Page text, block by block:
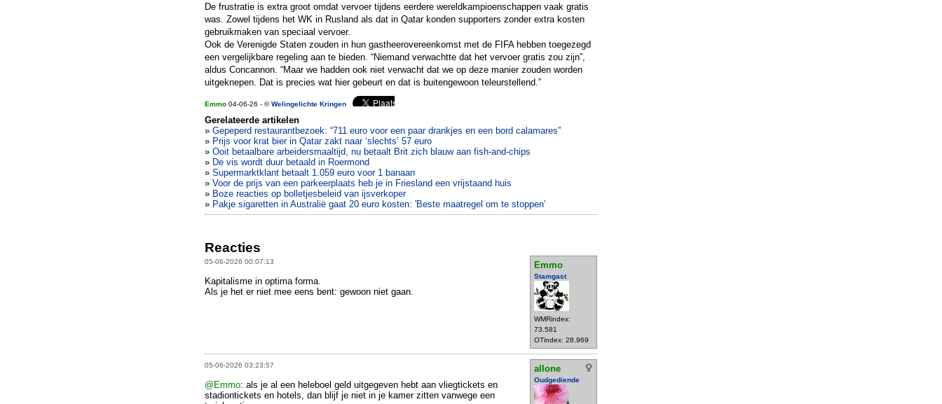
De frustratie is extra groot omdat vervoer tijdens eerdere wereldkampioenschappen vaak gratis
was. Zowel tijdens het WK in Rusland als dat in Qatar konden supporters zonder extra kosten
gebruikmaken van speciaal vervoer.
Ook de Verenigde Staten zouden in hun gastheerovereenkomst met de FIFA hebben toegezegd
een vergelijkbare regeling aan te bieden. “Niemand verwachtte dat het vervoer gratis zou zijn”,
aldus Concannon. “Maar we hadden ook niet verwacht dat we op deze manier zouden worden
uitgeknepen. Dat is precies wat hier gebeurt en dat is buitengewoon teleurstellend.”
Emmo 04-06-26 - ©Welingelichte Kringen
Gerelateerde artikelen
» Gepeperd restaurantbezoek: “711 euro voor een paar drankjes en een bord calamares”
» Prijs voor krat bier in Qatar zakt naar ‘slechts’ 57 euro
» Ooit betaalbare arbeidersmaaltijd, nu betaalt Brit zich blauw aan fish-and-chips
» De vis wordt duur betaald in Roermond
» Supermarktklant betaalt 1.059 euro voor 1 banaan
» Voor de prijs van een parkeerplaats heb je in Friesland een vrijstaand huis
» Boze reacties op bolletjesbeleid van ijsverkoper
» Pakje sigaretten in Australië gaat 20 euro kosten: 'Beste maatregel om te stoppen'
Reacties
05-06-2026 00:07:13 Emmo
Stamgast
WMRindex:
73.581
OTindex: 28.969
Kapitalisme in optima forma.
Als je het er niet mee eens bent: gewoon niet gaan.
05-06-2026 03:23:57 allone
Oudgediende
@Emmo: als je al een heleboel geld uitgegeven hebt aan vliegtickets en
stadiontickets en hotels, dan blijf je niet in je kamer zitten vanwege een